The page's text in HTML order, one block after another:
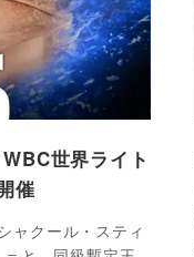
世界ライト
催
ャクール・スティ